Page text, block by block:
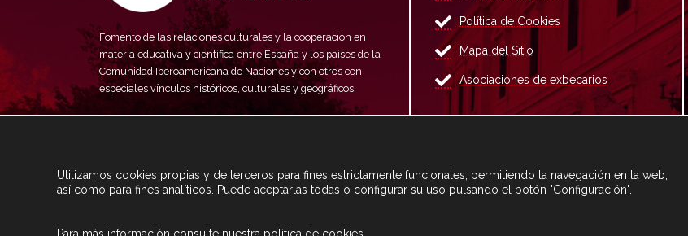
Fomento de las relaciones culturales y la cooperación en
materia educativa y científica entre España y los países de la
Comunidad Iberoamericana de Naciones y con otros con
especiales vínculos históricos, culturales y geográficos.
Política de Cookies
Mapa del Sitio
Asociaciones de exbecarios
Utilizamos cookies propias y de terceros para fines estrictamente funcionales, permitiendo la navegación en la web,
así como para fines analíticos. Puede aceptarlas todas o configurar su uso pulsando el botón "Configuración".